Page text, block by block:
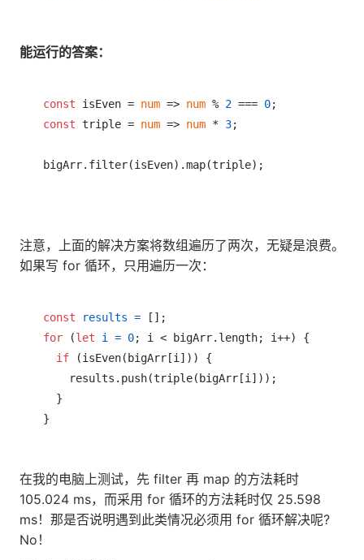
能运行的答案：
const isEven = num => num % 2 === 0
const triple = num => num * 3;
bigArr.filter(isEven).map(triple);
注意，上面的解决方案将数组遍历了两次，无疑是浪费。
如果写 for 循环，只用遍历一次：
const results =
for (let i = 0; i < bigArr.length; i++) {
if (isEven(bigArr[i])) {
    results.push(triple(bigArr[i]));
  }
在我的电脑上测试，先 filter 再 map 的方法耗时
105.024 ms，而采用 for 循环的方法耗时仅 25.598
ms！那是否说明遇到此类情况必须用 for 循环解决呢?
No！